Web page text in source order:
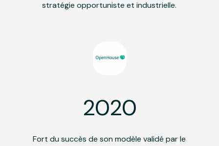
stratégie opportuniste et industrielle.
2020
Fort du succès de son modèle validé par le